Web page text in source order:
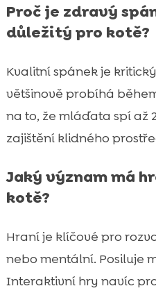
Proč je zdravý
důležitý pro kotě?
Kvalitní spánek je
většinově probíhá
na to, že mláďata spí až
zajištění klidného
Jaký význam má
kotě?
Hraní je klíčové pro
nebo mentální. Posiluje
Interaktivní hry navíc